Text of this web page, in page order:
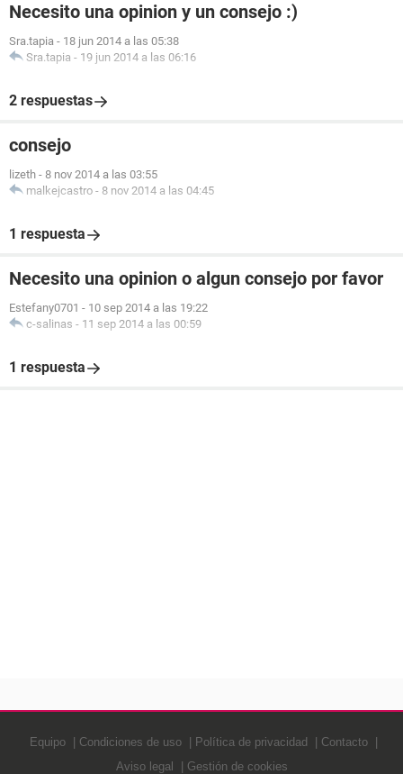
Necesito una opinion y un consejo :)
Sra.tapia - 18 jun 2014 a las 05:38
Sra.tapia - 19 jun 2014 a las 06:16
2 respuestas
consejo
lizeth - 8 nov 2014 a las 03:55
malkejcastro - 8 nov 2014 a las 04:45
1 respuesta
Necesito una opinion o algun consejo por favor
Estefany0701 - 10 sep 2014 a las 19:22
c-salinas - 11 sep 2014 a las 00:59
1 respuesta
Equipo Condiciones de uso Política de privacidad
Contacto
Aviso legal
Gestión de cookies